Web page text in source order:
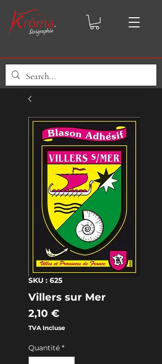
SKU : 625
Villers sur Mer
2,10 €Prix
TVA Incluse
Quantité *